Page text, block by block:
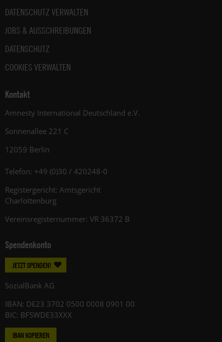
DATENSCHUTZ VERWALTEN
JOBS & AUSSCHREIBUNGEN
DATENSCHUTZ
COOKIES VERWALTEN
Kontakt
Amnesty International Deutschland e.V.
Sonnenallee 221 C
12059 Berlin
Telefon: +49 (0)30 / 420248-0
Registergericht: Amtsgericht
Charlottenburg
Vereinsregisternummer: VR 36372 B
Spendenkonto
JETZT SPENDEN!
SozialBank AG
IBAN: DE23 3702 0500 0008 0901 00
BIC: BFSWDE33XXX
IBAN KOPIEREN